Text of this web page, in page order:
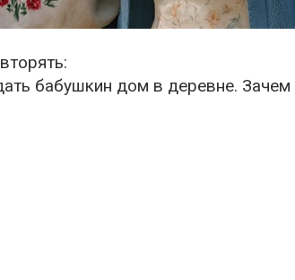
бабушкин дом в деревне. Зачем